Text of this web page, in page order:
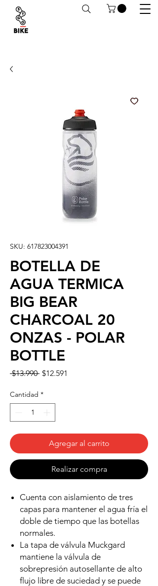
Despachos a todo Chile. Retiro en tiendas
SKU: 617823004391
BOTELLA DE
AGUA TERMICA
BIG BEAR
CHARCOAL 20
ONZAS - POLAR
BOTTLE
$13.990 Precio
$12.591
Cantidad *
Agregar al carrito
Realizar compra
Cuenta con aislamiento de tres
capas para mantener el agua fría el
doble de tiempo que las botellas
normales.
La tapa de válvula Muckgard
mantiene la válvula de
sobrepresión autosellante de alto
flujo libre de suciedad y se puede